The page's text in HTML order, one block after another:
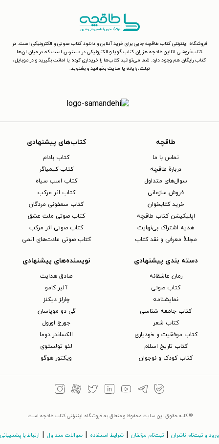
فروشگاه اینترنتی کتاب طاقچه جایی برای خرید آنلاین و دانلود کتاب صوتی و الکترونیکی است. در
کتاب‌فروشی آنلاین طاقچه هزاران کتاب گویا و الکترونیکی در دسترس است که در میان آن‌ها
کتاب رایگان هم وجود دارد. شما می‌توانید کتاب‌ها را خریداری کرده یا امانت بگیرید و در موبایل،
تبلت، رایانه یا سایت بخوانید و بشنوید.
طاقچه
تماس با ما
دربارهٔ طاقچه
سوال‌های متداول
فروش سازمانی
خرید کتابخوان
اپلیکیشن کتاب طاقچه
هدیه اشتراک بی‌نهایت
مجلهٔ معرفی و نقد کتاب
کتاب‌های پیشنهادی
کتاب بادام
کتاب کیمیاگر
کتاب اسب سیاه
کتاب اثر مرکب
کتاب سمفونی مردگان
کتاب صوتی ملت عشق
کتاب صوتی اثر مرکب
کتاب صوتی عادت‌های اتمی
دسته بندی پیشنهادی
رمان عاشقانه
کتاب‌ صوتی
نمایشنامه
کتاب جامعه شناسی
کتاب شعر
کتاب موفقیت و خودیاری
کتاب تاریخ اسلام
کتاب کودک و نوجوان
نویسنده‌های پیشنهادی
صادق هدایت
آلبر کامو
چارلز دیکنز
گی دو موپاسان
جورج اورول
الکساندر دوما
لئو تولستوی
ویکتور هوگو
© کلیه حقوق این سایت محفوظ و متعلق به فروشگاه اینترنتی کتاب طاقچه است.
ورود و ثبت‌نام ناشران ثبت‌نام مؤلفان شرایط استفاده سوالات متداول ارتباط با پشتیبانی